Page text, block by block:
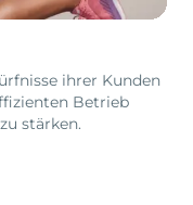
ihrer Kunden
Betrieb
stärken.